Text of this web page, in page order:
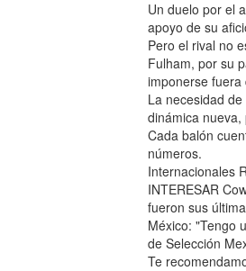
Un duelo por el
apoyo de su
Pero el rival no
Fulham, por su
imponerse fuera
La necesidad
dinámica
Cada balón
números.
Internacionales
INTERESAR
fueron sus
México: "Tengo
de Selección
Te